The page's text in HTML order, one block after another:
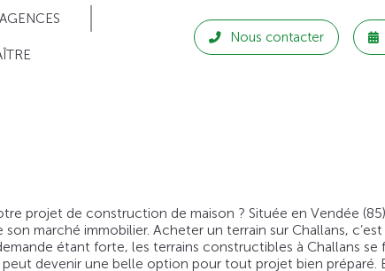
AGENCES
Nous contacter
projet de construction de maison ? Située en Vendée
marché immobilier. Acheter un terrain sur Challans,
étant forte, les terrains constructibles à Challans se
devenir une belle option pour tout projet bien préparé.